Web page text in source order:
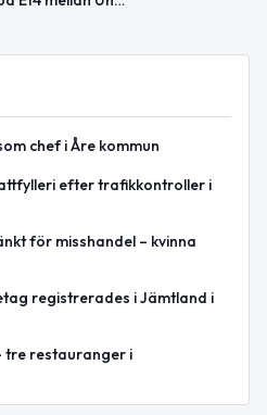
chef i Åre kommun
efter trafikkontroller i
för misshandel – kvinna
registrerades i Jämtland i
tre restauranger i